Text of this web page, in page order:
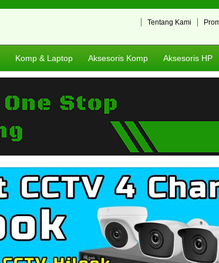
Tentang Kami
Komp & Laptop Aksesoris Komp Aksesoris HP